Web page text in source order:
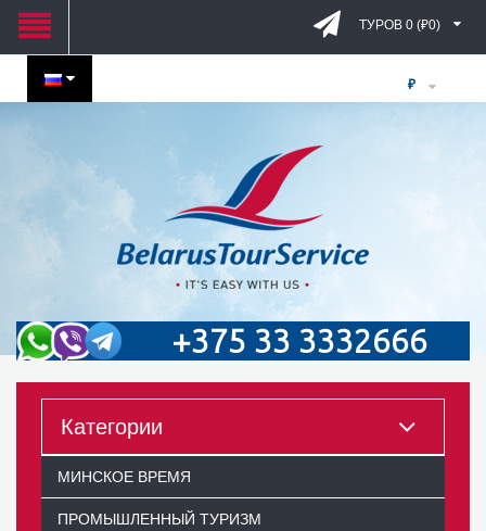
₽
ТУРОВ 0 (₽0)
+375 33 3332666
Категории
МИНСКОЕ ВРЕМЯ
ПРОМЫШЛЕННЫЙ ТУРИЗМ